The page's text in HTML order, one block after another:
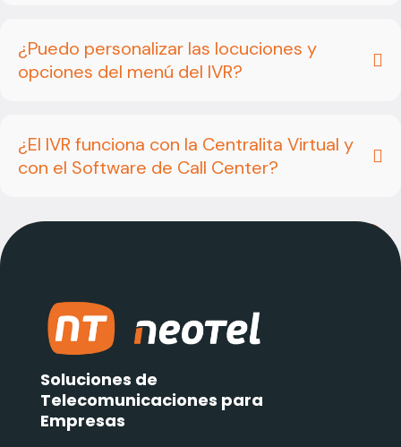
¿Puedo personalizar las locuciones y
opciones del menú del IVR?
¿El IVR funciona con la Centralita Virtual y
con el Software de Call Center?
Soluciones de
Telecomunicaciones para
Empresas